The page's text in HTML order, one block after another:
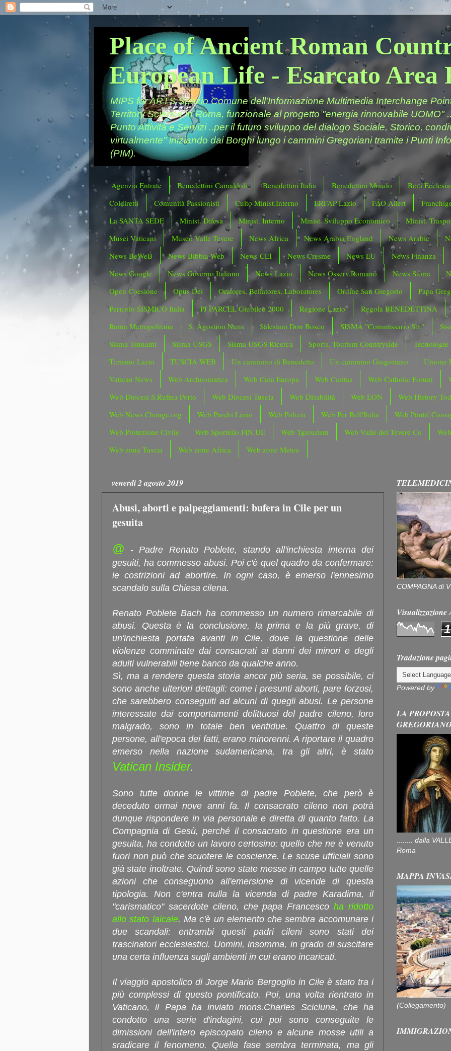
Place of Ancient Roman
European Life - Esarcato Area
MIPS for ARTS Spazio Comune dell'Informazione Multimedia Interchange
Territory Science in Roma, funzionale al progetto "energia rinnovabile UOMO"
Punto Attività e Servizi ..per il futuro sviluppo del dialogo Sociale, Storico,
virtualmente" iniziando dai Borghi lungo i cammini Gregoriani tramite i Punti
(PIM).
Agenzia Entrate Benedettini Camaldoli Benedettini Italia Benedettini Mondo
Beni
Coldiretti
Comunità Passionisti Culto Minist.Interno ERFAP Lazio FAO Allert
La SANTA SEDE
Minist. Difesa Minist. Interno Minist. Sviluppo Economico
Minist.
Musei Vaticani
Museo Valle Tevere News Africa News Arabia England News Arabic
News BeWeB
News Bibbia Web News CEI News Cresme News EU
News Finanza
News Google
News Governo Italiano News Lazio News Osserv.Romano News Storia
Open Coesione
Opus Dei Oratores, Bellatores, Laboratores Ordine San Gregorio
Papa
Pericolo SISMICO Italia
PJ PARCEL Giubileo 2000 Regione Lazio
Regola BENEDETTINA
Roma Metropolitana
S. Agostino Nuns Salesiani Don Bosco SISMA "Commissario Str."
Sisma Tsunami
Sisma USGS Sisma USGS Ricerca Sports, Tourism Countryside
Tecnologie
Turismo Lazio
TUSCIA WEB Un cammino di Benedetto Un cammino Gregoriano
Unione
Vatican News
Web Archeomatica Web Cam Europa Web Caritas Web Catholic Forum
Web Diocesi S.Rufina Porto
Web Diocesi Tuscia Web Disabilità Web EON
Web History
Web News Change.org
Web Parchi Lazio Web Polizia Web Per Bell'Italia
Web
Web Protezione Civile
Web Sportello FIN.UE Web Tgtourism Web Valle del Tevere Co
Web zona Tuscia
Web zone Africa Web zone Meteo
venerdì 2 agosto 2019
Abusi, aborti e palpeggiamenti: bufera in Cile per un
gesuita
@ - Padre Renato Poblete, stando all'inchiesta interna dei
gesuiti, ha commesso abusi. Poi c'è quel quadro da confermare:
le costrizioni ad abortire. In ogni caso, è emerso l'ennesimo
scandalo sulla Chiesa cilena.
Renato Poblete Bach ha commesso un numero rimarcabile di
abusi. Questa è la conclusione, la prima e la più grave, di
un'inchiesta portata avanti in Cile, dove la questione delle
violenze comminate dai consacrati ai danni dei minori e degli
adulti vulnerabili tiene banco da qualche anno.
Sì, ma a rendere questa storia ancor più seria, se possibile, ci
sono anche ulteriori dettagli: come i presunti aborti, pare forzosi,
che sarebbero conseguiti ad alcuni di quegli abusi. Le persone
interessate dai comportamenti delittuosi del padre cileno, loro
malgrado, sono in totale ben ventidue. Quattro di queste
persone, all'epoca dei fatti, erano minorenni. A riportare il quadro
emerso nella nazione sudamericana, tra gli altri, è stato
Vatican Insider.
Sono tutte donne le vittime di padre Poblete, che però è
deceduto ormai nove anni fa. Il consacrato cileno non potrà
dunque rispondere in via personale e diretta di quanto fatto. La
Compagnia di Gesù, perché il consacrato in questione era un
gesuita, ha condotto un lavoro certosino: quello che ne è venuto
fuori non può che scuotere le coscienze. Le scuse ufficiali sono
già state inoltrate. Quindi sono state messe in campo tutte quelle
azioni che conseguono all'emersione di vicende di questa
tipologia. Non c'entra nulla la vicenda di padre Karadima, il
"carismatico" sacerdote cileno, che papa Francescoha ridotto
allo stato laicale. Ma c'è un elemento che sembra accomunare i
due scandali: entrambi questi padri cileni sono stati dei
trascinatori ecclesiastici. Uomini, insomma, in grado di suscitare
una certa influenza sugli ambienti in cui erano incaricati.
Il viaggio apostolico di Jorge Mario Bergoglio in Cile è stato tra i
più complessi di questo pontificato. Poi, una volta rientrato in
Vaticano, il Papa ha inviato mons.Charles Scicluna, che ha
condotto una serie d'indagini, cui poi sono conseguite le
dimissioni dell'intero episcopato cileno e alcune mosse utili a
sradicare il fenomeno. Quella fase sembra terminata, ma gli
COMPAGNA di
1
Traduzione
Powered by
LA
........ dalla
Roma
MAPPA
(Collegamento)